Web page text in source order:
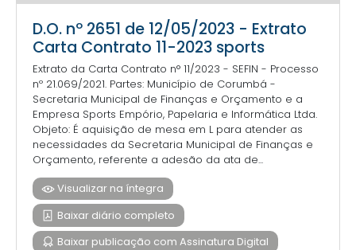
D.O. nº 2651 de 12/05/2023 - Extrato
Carta Contrato 11-2023 sports
Extrato da Carta Contrato n° 11/2023 - SEFIN - Processo
nº 21.069/2021. Partes: Município de Corumbá -
Secretaria Municipal de Finanças e Orçamento e a
Empresa Sports Empório, Papelaria e Informática Ltda.
Objeto: É aquisição de mesa em L para atender as
necessidades da Secretaria Municipal de Finanças e
Orçamento, referente a adesão da ata de...
Visualizar na íntegra
Baixar diário completo
Baixar publicação com Assinatura Digital